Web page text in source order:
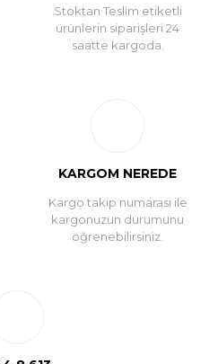
Stoktan Teslim etiketli
ürünlerin siparişleri 24
saatte kargoda.
KARGOM NEREDE
Kargo takip numarası ile
kargonuzun durumunu
öğrenebilirsiniz.